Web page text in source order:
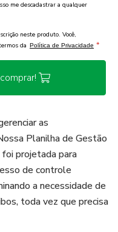
me descadastrar a qualquer
neste produto. Você,
da Política de Privacidade *
as
Planilha de Gestão
projetada para
de controle
a necessidade de
toda vez que precisa